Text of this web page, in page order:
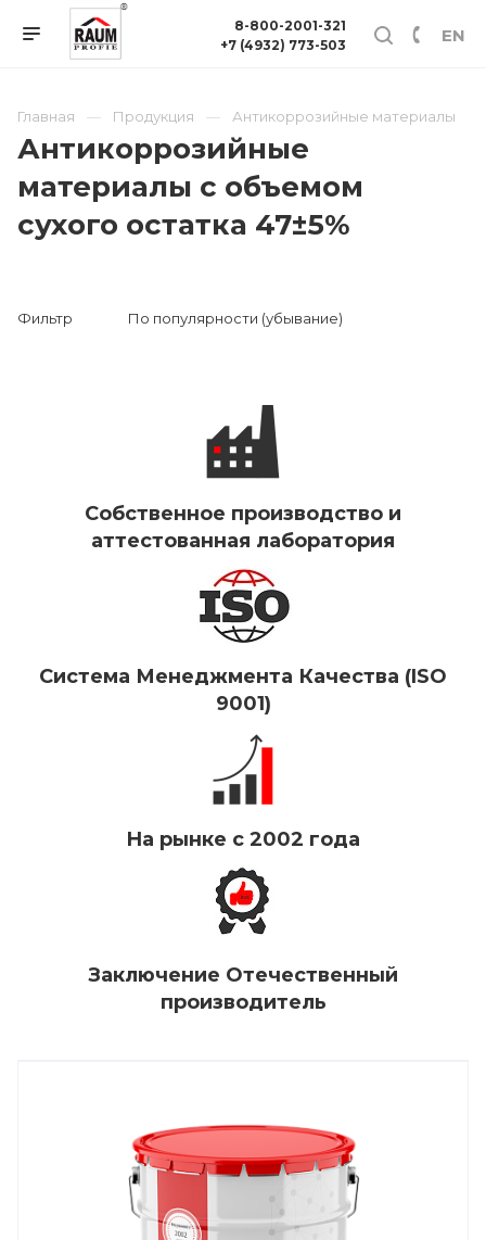
EN
8-800-2001-321
+7 (4932) 773-503
Главная Продукция Антикоррозийные материалы
Антикоррозийные
материалы с объемом
сухого остатка 47±5%
Фильтр По популярности (убывание)
Собственное производство и
аттестованная лаборатория
Система Менеджмента Качества (ISO
9001)
На рынке с 2002 года
Заключение Отечественный
производитель